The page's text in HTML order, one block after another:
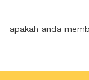
apakah anda